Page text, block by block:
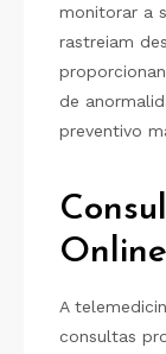
monitorar a
rastreiam
de
preventivo
Online
A
consultas